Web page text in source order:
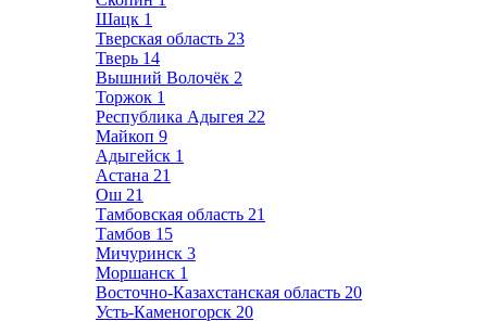
Шацк 1
Тверская область 23
Тверь 14
Вышний Волочёк 2
Торжок 1
Республика Адыгея 22
Майкоп 9
Адыгейск 1
Астана 21
Ош 21
Тамбовская область 21
Тамбов 15
Мичуринск 3
Моршанск 1
Восточно-Казахстанская область 20
Усть-Каменогорск 20